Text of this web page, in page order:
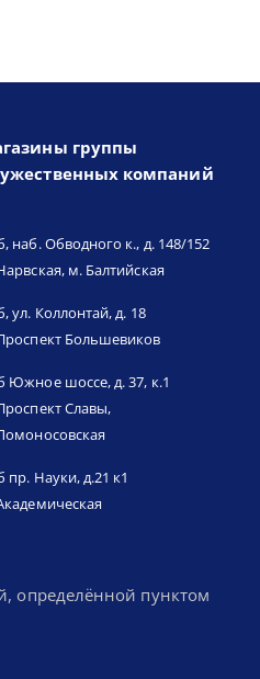
группы
компаний
наб. Обводного к., д. 148/152
м. Балтийская
ул. Коллонтай, д. 18
Большевиков
Южное шоссе, д. 37, к.1
Славы,
пр. Науки, д.21 к1
определённой пунктом